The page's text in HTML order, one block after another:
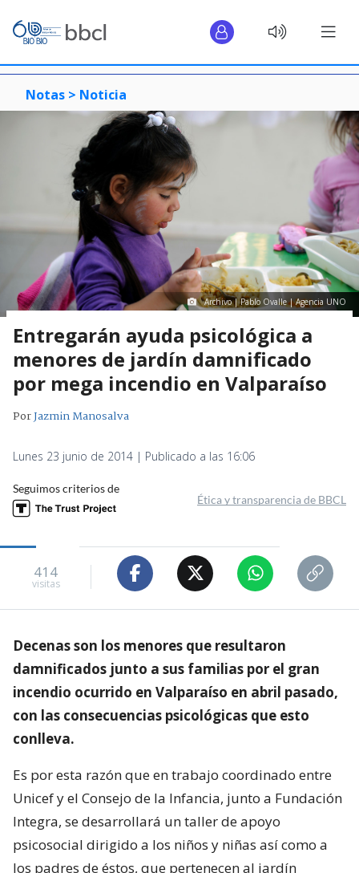
Notas > Noticia
Archivo | Pablo Ovalle | Agencia UNO
Entregarán ayuda psicológica a
menores de jardín damnificado
por mega incendio en Valparaíso
PorJazmin Manosalva
Lunes 23 junio de 2014 | Publicado a las 16:06
Seguimos criterios de
Ética y transparencia de BBCL
414
visitas
Decenas son los menores que resultaron
damnificados junto a sus familias por el gran
incendio ocurrido en Valparaíso en abril pasado,
con las consecuencias psicológicas que esto
conlleva.
Es por esta razón que en trabajo coordinado entre
Unicef y el Consejo de la Infancia, junto a Fundación
Integra, se desarrollará un taller de apoyo
psicosocial dirigido a los niños y niñas así como a
los padres de éstos, que pertenecen al jardín